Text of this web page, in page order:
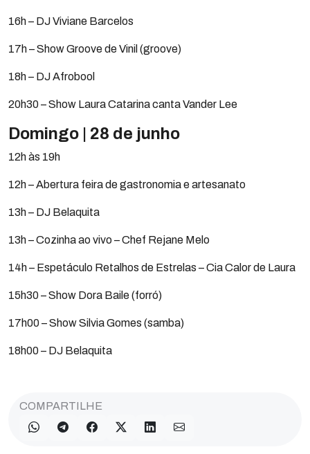
16h – DJ Viviane Barcelos
17h – Show Groove de Vinil (groove)
18h – DJ Afrobool
20h30 – Show Laura Catarina canta Vander Lee
Domingo | 28 de junho
12h às 19h
12h – Abertura feira de gastronomia e artesanato
13h – DJ Belaquita
13h – Cozinha ao vivo – Chef Rejane Melo
14h – Espetáculo Retalhos de Estrelas – Cia Calor de Laura
15h30 – Show Dora Baile (forró)
17h00 – Show Silvia Gomes (samba)
18h00 – DJ Belaquita
COMPARTILHE